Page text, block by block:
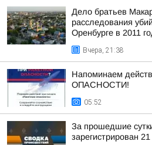
Дело братьев
расследования
Оренбурге в 2011
Вчера, 21:38
Напоминаем
ОПАСНОСТИ!
05:52
За прошедшие
зарегистрирован